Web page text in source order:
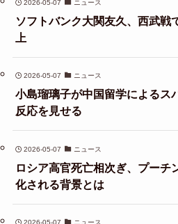
2026-05-07 ニュース
ソフトバンク大関友久、西武戦
上
2026-05-07 ニュース
小島瑠璃子が中国留学によるス
反応を見せる
2026-05-07 ニュース
ロシア高官死亡相次ぎ、プーチ
化される背景とは
2026-05-07 ニュース